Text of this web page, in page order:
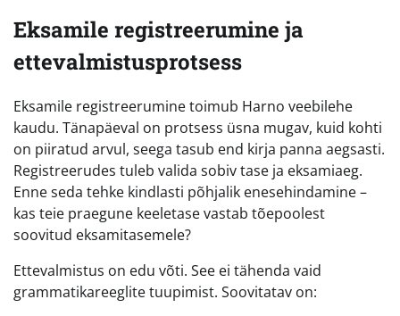
Eksamile registreerumine ja
ettevalmistusprotsess
Eksamile registreerumine toimub Harno veebilehe
kaudu. Tänapäeval on protsess üsna mugav, kuid kohti
on piiratud arvul, seega tasub end kirja panna aegsasti.
Registreerudes tuleb valida sobiv tase ja eksamiaeg.
Enne seda tehke kindlasti põhjalik enesehindamine –
kas teie praegune keeletase vastab tõepoolest
soovitud eksamitasemele?
Ettevalmistus on edu võti. See ei tähenda vaid
grammatikareeglite tuupimist. Soovitatav on: